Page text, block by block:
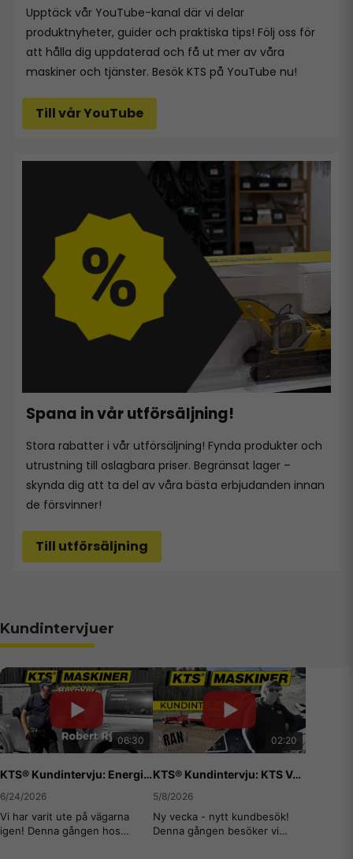
Upptäck vår YouTube-kanal där vi delar
produktnyheter, guider och praktiska tips! Följ oss för
att hålla dig uppdaterad och få ut mer av våra
maskiner och tjänster. Besök KTS på YouTube nu!
Till vår YouTube
Spana in vår utförsäljning!
Stora rabatter i vår utförsäljning! Fynda produkter och
utrustning till oslagbara priser. Begränsat lager –
skynda dig att ta del av våra bästa erbjudanden innan
de försvinner!
Till utförsäljning
Kundintervjuer